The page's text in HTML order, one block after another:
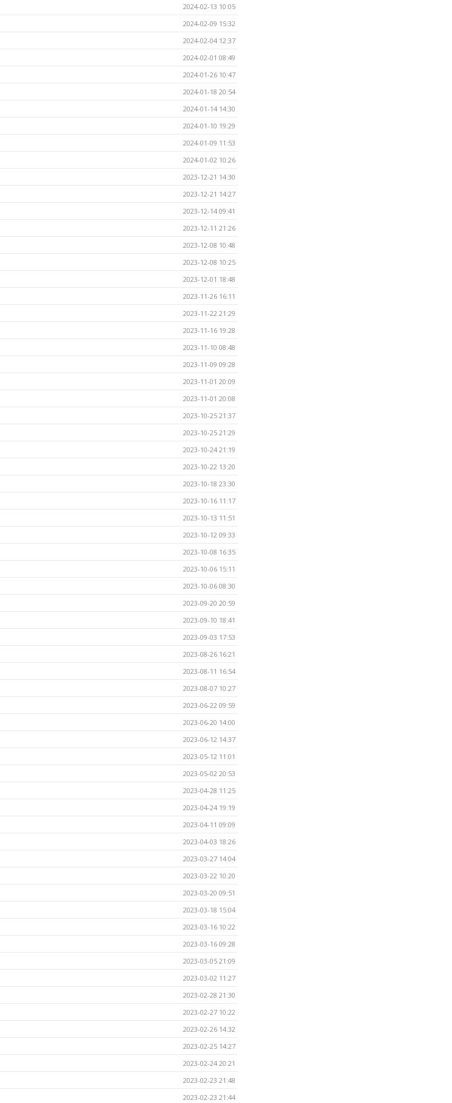
2024-02-13 10:05
2024-02-09 15:32
2024-02-04 12:37
2024-02-01 08:49
2024-01-26 10:47
2024-01-18 20:54
2024-01-14 14:30
2024-01-10 19:29
2024-01-09 11:53
2024-01-02 10:26
2023-12-21 14:30
2023-12-21 14:27
2023-12-14 09:41
2023-12-11 21:26
2023-12-08 10:48
2023-12-08 10:25
2023-12-01 18:48
2023-11-26 16:11
2023-11-22 21:29
2023-11-16 19:28
2023-11-10 08:48
2023-11-09 09:28
2023-11-01 20:09
2023-11-01 20:08
2023-10-25 21:37
2023-10-25 21:29
2023-10-24 21:19
2023-10-22 13:20
2023-10-18 23:30
2023-10-16 11:17
2023-10-13 11:51
2023-10-12 09:33
2023-10-08 16:35
2023-10-06 15:11
2023-10-06 08:30
2023-09-20 20:59
2023-09-10 18:41
2023-09-03 17:53
2023-08-26 16:21
2023-08-11 16:54
2023-08-07 10:27
2023-06-22 09:59
2023-06-20 14:00
2023-06-12 14:37
2023-05-12 11:01
2023-05-02 20:53
2023-04-28 11:25
2023-04-24 19:19
2023-04-11 09:09
2023-04-03 18:26
2023-03-27 14:04
2023-03-22 10:20
2023-03-20 09:51
2023-03-18 15:04
2023-03-16 10:22
2023-03-16 09:28
2023-03-05 21:09
2023-03-02 11:27
2023-02-28 21:30
2023-02-27 10:22
2023-02-26 14:32
2023-02-25 14:27
2023-02-24 20:21
2023-02-23 21:48
2023-02-23 21:44